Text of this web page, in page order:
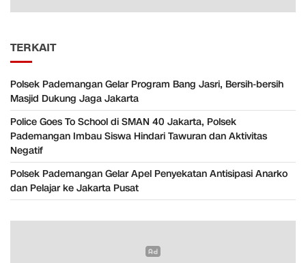
TERKAIT
Polsek Pademangan Gelar Program Bang Jasri, Bersih-bersih
Masjid Dukung Jaga Jakarta
Police Goes To School di SMAN 40 Jakarta, Polsek
Pademangan Imbau Siswa Hindari Tawuran dan Aktivitas
Negatif
Polsek Pademangan Gelar Apel Penyekatan Antisipasi Anarko
dan Pelajar ke Jakarta Pusat